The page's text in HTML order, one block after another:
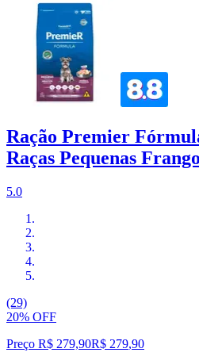
Ração Premier
Raças Pequenas
5.0
(29)
20% OFF
Preço R$ 279,90R$ 279,90